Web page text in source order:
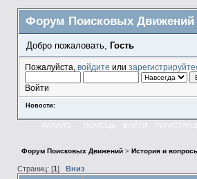
Форум Поисковых Движений
Добро пожаловать, Гость
Пожалуйста, войдите или
Войти
Новости:
НАЧАЛО ПОМОЩЬ ВОЙТИ
Форум Поисковых Движений> История и
Страниц: [1 ] Вниз